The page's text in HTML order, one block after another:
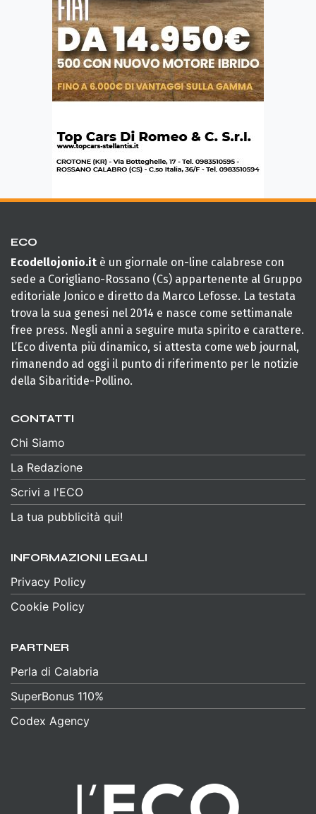
ECO
Ecodellojonio.it è un giornale on-line calabrese con
sede a Corigliano-Rossano (Cs) appartenente al Gruppo
editoriale Jonico e diretto da Marco Lefosse. La testata
trova la sua genesi nel 2014 e nasce come settimanale
free press. Negli anni a seguire muta spirito e carattere.
L’Eco diventa più dinamico, si attesta come web journal,
rimanendo ad oggi il punto di riferimento per le notizie
della Sibaritide-Pollino.
CONTATTI
Chi Siamo
La Redazione
Scrivi a l'ECO
La tua pubblicità qui!
INFORMAZIONI LEGALI
Privacy Policy
Cookie Policy
PARTNER
Perla di Calabria
SuperBonus 110%
Codex Agency